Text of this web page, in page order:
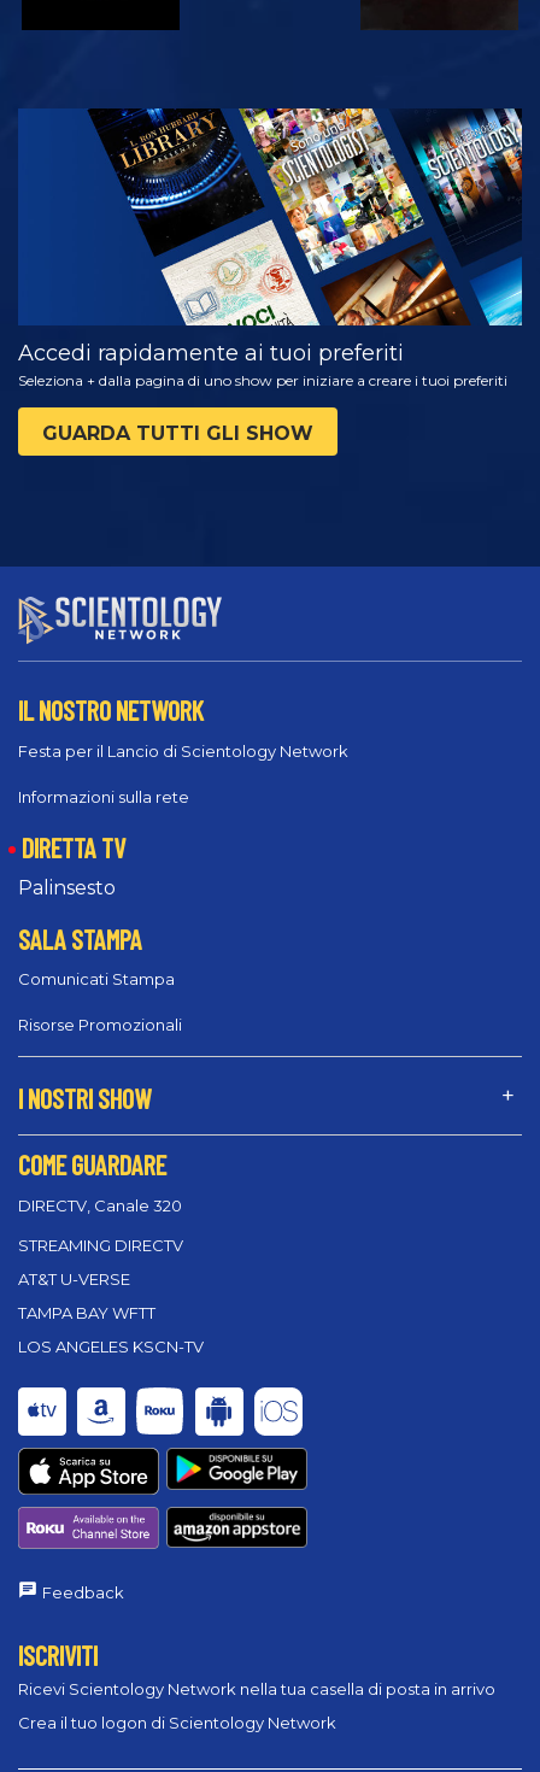
GUARDA
ESPLORA LE
SERIE
Accedi rapidamente ai tuoi preferiti
Seleziona + dalla pagina di uno show per iniziare a creare i tuoi preferiti
GUARDA TUTTI GLI SHOW
IL NOSTRO NETWORK
Festa per il Lancio di Scientology Network
Informazioni sulla rete
DIRETTA TV
Palinsesto
SALA STAMPA
Comunicati Stampa
Risorse Promozionali
I NOSTRI SHOW
COME GUARDARE
DIRECTV, Canale 320
STREAMING DIRECTV
AT&T U-VERSE
TAMPA BAY WFTT
LOS ANGELES KSCN-TV
Feedback
ISCRIVITI
Ricevi Scientology Network nella tua casella di posta in arrivo
Crea il tuo logon di Scientology Network